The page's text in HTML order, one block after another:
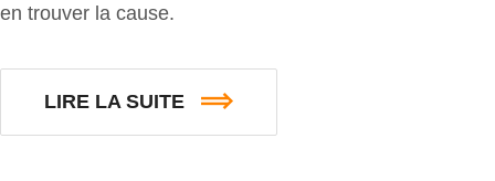
en trouver la cause.
LIRE LA SUITE